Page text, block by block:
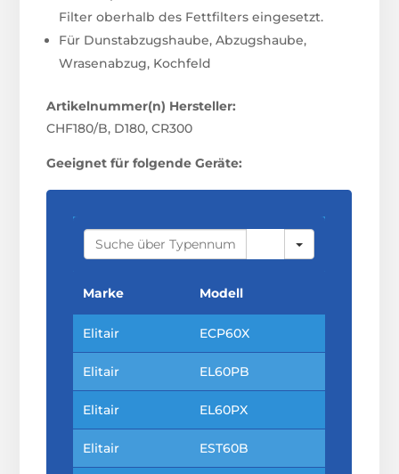
Filter oberhalb des Fettfilters eingesetzt.
Für Dunstabzugshaube, Abzugshaube,
Wrasenabzug, Kochfeld
Artikelnummer(n) Hersteller:
CHF180/B, D180, CR300
Geeignet für folgende Geräte:
S
A
C
H
Marke Modell
Elitair ECP60X
Elitair EL60PB
Elitair EL60PX
Elitair EST60B